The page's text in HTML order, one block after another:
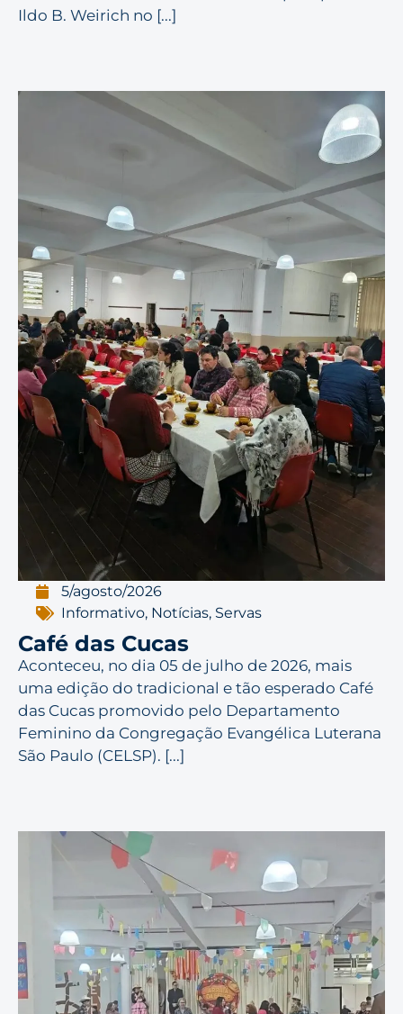
Ildo B. Weirich no [...]
5/agosto/2026
Informativo, Notícias, Servas
Café das Cucas
Aconteceu, no dia 05 de julho de 2026, mais
uma edição do tradicional e tão esperado Café
das Cucas promovido pelo Departamento
Feminino da Congregação Evangélica Luterana
São Paulo (CELSP). [...]